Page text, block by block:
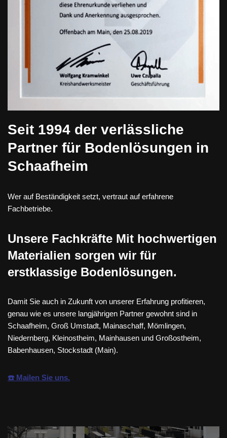
Seit 1994 der verlässliche
Partner für Bodenlösungen in
Schaafheim
Wer auf Beständigkeit setzt, vertraut auf erfahrene
Fachbetriebe.
Unsere Fachkräfte Mit hochwertigen
Materialien sorgen wir für
erstklassige Bodenlösungen.
Damit Sie auch in Zukunft von unserer Erfahrung profitieren,
genau wie es unsere langjährigen Partner gewohnt sind in
Schaafheim, Groß Umstadt, Mainaschaff, Mömlingen,
Niedernberg, Kleinostheim, Mainhausen und Großostheim,
Babenhausen, Stockstadt (Main).
☎️ Mailen Sie uns.